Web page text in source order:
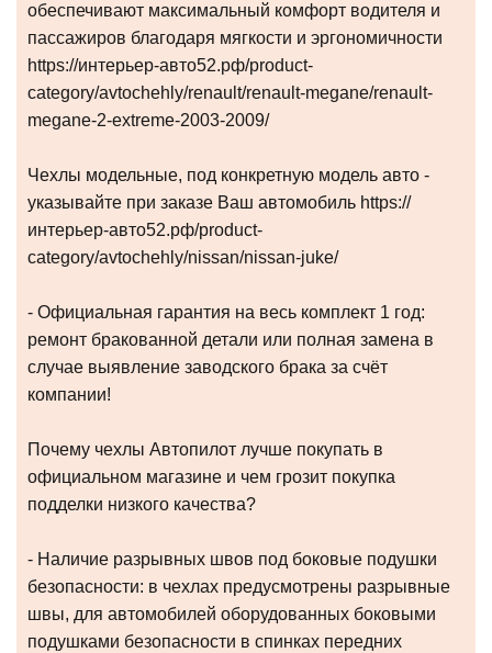
обеспечивают максимальный комфорт водителя и
пассажиров благодаря мягкости и эргономичности
https://интерьер-авто52.рф/product-
category/avtochehly/renault/renault-megane/renault-
megane-2-extreme-2003-2009/
Чехлы модельные, под конкретную модель авто -
указывайте при заказе Ваш автомобиль https://
интерьер-авто52.рф/product-
category/avtochehly/nissan/nissan-juke/
- Официальная гарантия на весь комплект 1 год:
ремонт бракованной детали или полная замена в
случае выявление заводского брака за счёт
компании!
Почему чехлы Автопилот лучше покупать в
официальном магазине и чем грозит покупка
подделки низкого качества?
- Наличие разрывных швов под боковые подушки
безопасности: в чехлах предусмотрены разрывные
швы, для автомобилей оборудованных боковыми
подушками безопасности в спинках передних